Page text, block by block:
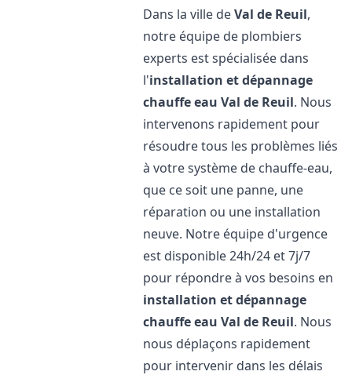
Dans la ville deVal de Reuil,
notre équipe de plombiers
experts est spécialisée dans
l'installation et dépannage
chauffe eau Val de Reuil. Nous
intervenons rapidement pour
résoudre tous les problèmes liés
à votre système de chauffe-eau,
que ce soit une panne, une
réparation ou une installation
neuve. Notre équipe d'urgence
est disponible 24h/24 et 7j/7
pour répondre à vos besoins en
installation et dépannage
chauffe eau Val de Reuil. Nous
nous déplaçons rapidement
pour intervenir dans les délais